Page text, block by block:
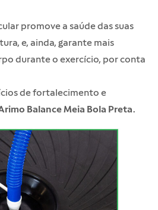
promove a saúde das suas
e, ainda, garante mais
durante o exercício, por conta
de fortalecimento e
Balance Meia Bola Preta.